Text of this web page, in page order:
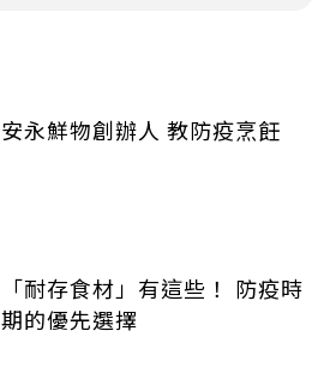
安永鮮物創辦人 教防疫烹飪
「耐存食材」有這些！ 防疫時
期的優先選擇